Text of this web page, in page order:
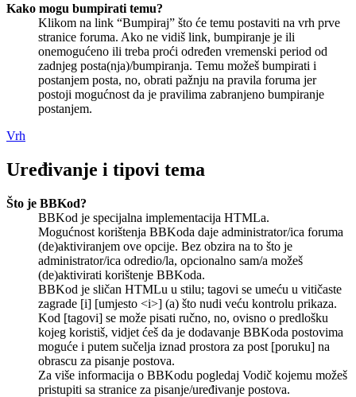
Kako mogu bumpirati temu?
Klikom na link “Bumpiraj” što će temu postaviti na vrh prve
stranice foruma. Ako ne vidiš link, bumpiranje je ili
onemogućeno ili treba proći određen vremenski period od
zadnjeg posta(nja)/bumpiranja. Temu možeš bumpirati i
postanjem posta, no, obrati pažnju na pravila foruma jer
postoji mogućnost da je pravilima zabranjeno bumpiranje
postanjem.
Vrh
Uređivanje i tipovi tema
Što je BBKod?
BBKod je specijalna implementacija HTMLa.
Mogućnost korištenja BBKoda daje administrator/ica foruma
(de)aktiviranjem ove opcije. Bez obzira na to što je
administrator/ica odredio/la, opcionalno sam/a možeš
(de)aktivirati korištenje BBKoda.
BBKod je sličan HTMLu u stilu; tagovi se umeću u vitičaste
zagrade [i] [umjesto <i>] (a) što nudi veću kontrolu prikaza.
Kod [tagovi] se može pisati ručno, no, ovisno o predlošku
kojeg koristiš, vidjet ćeš da je dodavanje BBKoda postovima
moguće i putem sučelja iznad prostora za post [poruku] na
obrascu za pisanje postova.
Za više informacija o BBKodu pogledaj Vodič kojemu možeš
pristupiti sa stranice za pisanje/uređivanje postova.